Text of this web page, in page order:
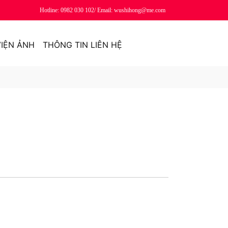
MẪU MÃ, KÍCH THƯỚC THEO YÊU CẦU
Hotline: 0982 030 102/ Email: wushihong@me.com
ẢNH THÔNG TIN LIÊN HỆ